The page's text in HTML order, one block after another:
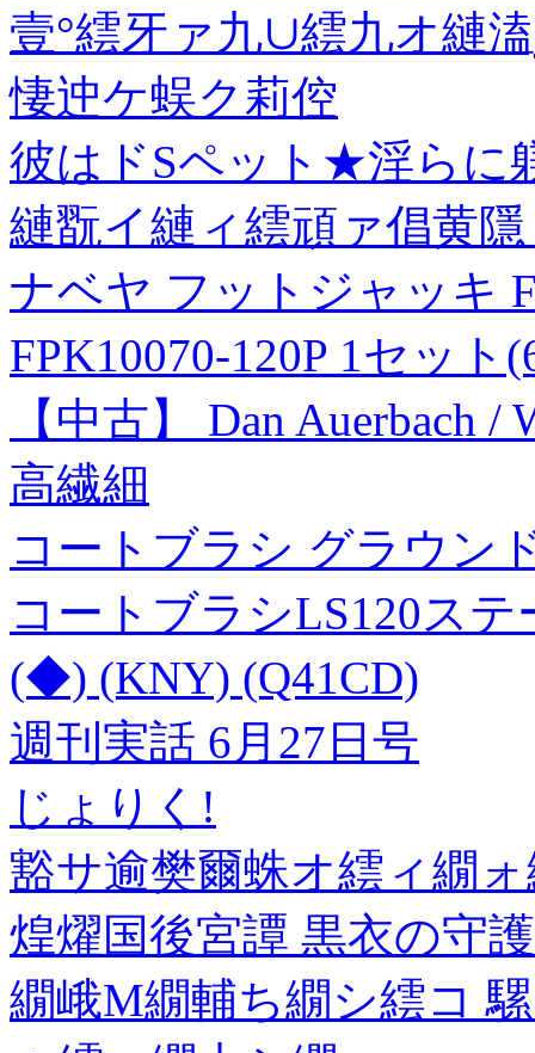
壹°繧牙ァ九∪繧九オ縺
悽迚ケ蜈ク莉倥
彼はドSペット★淫らに
縺翫イ縺ィ繧頑ァ倡黄
ナベヤ フットジャッキ
FPK10070-120P 1セット
【中古】 Dan Auerbach
高繊細
コートブラシ グラウン
コートブラシLS120ス
(◆) (KNY) (Q41CD)
週刊実話 6月27日号
じょりく!
豁サ逾樊爾蛛オ繧ィ繝
煌燿国後宮譚 黒衣の守
繝峨Μ繝輔ち繝シ繧コ